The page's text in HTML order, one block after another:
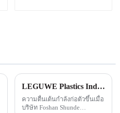
LEGUWE Plastics Industrial Co., Ltd เตรียมพร้อมสำหรับนิทรรศการ ARCHIDEX ในมาเลเซีย
ความตื่นเต้นกำลังก่อตัวขึ้นเมื่อ
บริษัท Foshan Shunde